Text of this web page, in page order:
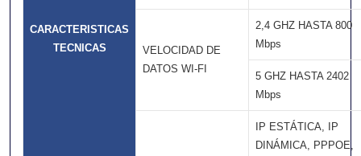
CARACTERISTICAS
TECNICAS
VELOCIDAD DE
DATOS WI-FI
2,4 GHZ HASTA 800
Mbps
5 GHZ HASTA 2402
Mbps
IP ESTÁTICA, IP
DINÁMICA, PPPOE,